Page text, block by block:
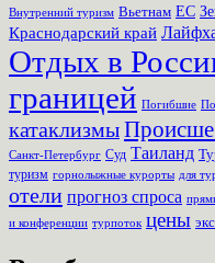
Внутренний туризм Вьетнам ЕС
Краснодарский край
Отдых в
границей Погибшие
катаклизмы
Санкт-Петербург Суд Таиланд
туризм горнолыжные курорты для
отели прогноз спроса
и конференции турпоток цены